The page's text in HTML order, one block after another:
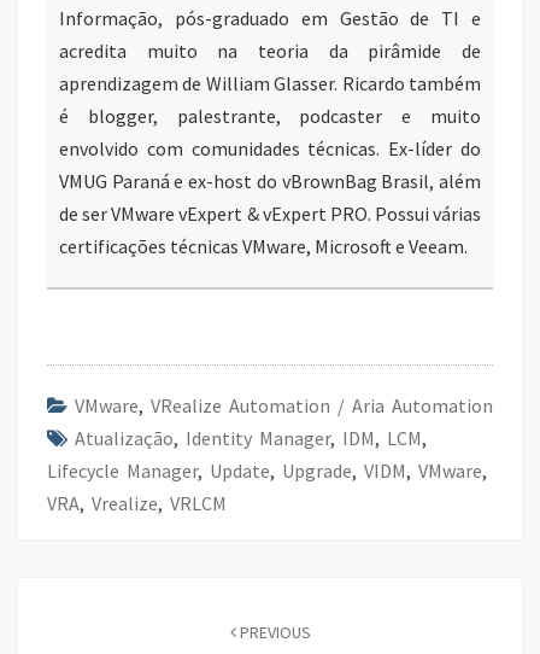
Informação, pós-graduado em Gestão de TI e
acredita muito na teoria da pirâmide de
aprendizagem de William Glasser. Ricardo também
é blogger, palestrante, podcaster e muito
envolvido com comunidades técnicas. Ex-líder do
VMUG Paraná e ex-host do vBrownBag Brasil, além
de ser VMware vExpert & vExpert PRO. Possui várias
certificações técnicas VMware, Microsoft e Veeam.
VMware, VRealize Automation / Aria Automation
Atualização, Identity Manager, IDM, LCM,
Lifecycle Manager, Update, Upgrade, VIDM, VMware,
VRA, Vrealize, VRLCM
PREVIOUS